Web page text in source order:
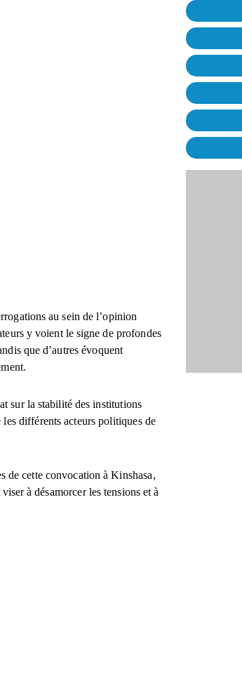
au sein de l’opinion
y voient le signe de profondes
que d’autres évoquent
sur la stabilité des institutions
différents acteurs politiques de
de cette convocation à Kinshasa,
à désamorcer les tensions et à